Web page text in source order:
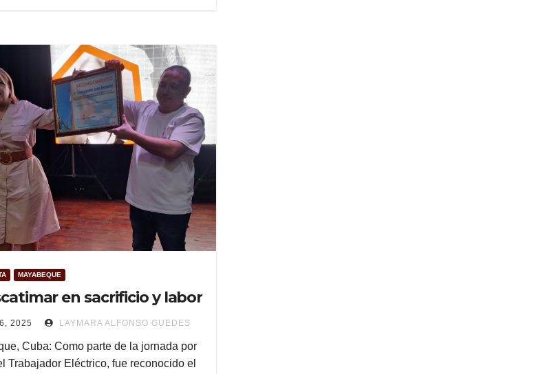
MAYABEQUE
en sacrificio y labor
2025 LAYMARA ALFONSO GUEDES
Cuba: Como parte de la jornada por
Trabajador Eléctrico, fue reconocido el